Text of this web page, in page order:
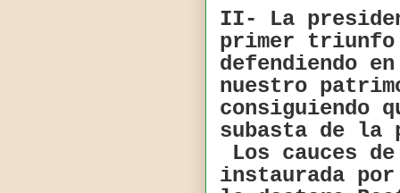
II- La
primer
defendiendo
nuestro
consiguiendo
subasta de la
Los cauces
instaurada